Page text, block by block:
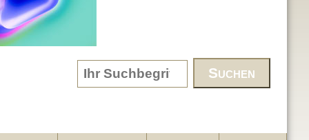
Search form